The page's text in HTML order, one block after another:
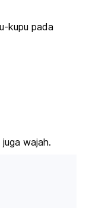
kupu pada
wajah.